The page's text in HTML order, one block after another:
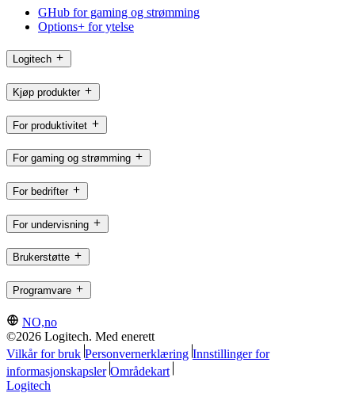
GHub for gaming og strømming
Options+ for ytelse
Logitech
Kjøp produkter
For produktivitet
For gaming og strømming
For bedrifter
For undervisning
Brukerstøtte
Programvare
NO,no
©2026 Logitech. Med enerett
Vilkår for bruk Personvernerklæring Innstillinger for
informasjonskapsler Områdekart
Logitech